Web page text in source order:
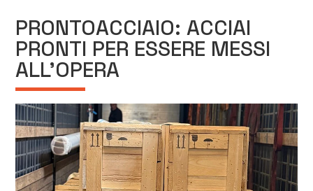
PRONTOACCIAIO: ACCIAI
PRONTI PER ESSERE MESSI
ALL’OPERA